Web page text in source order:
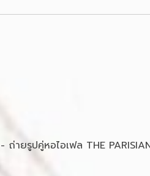
ยรูปคู่หอไอเฟล THE